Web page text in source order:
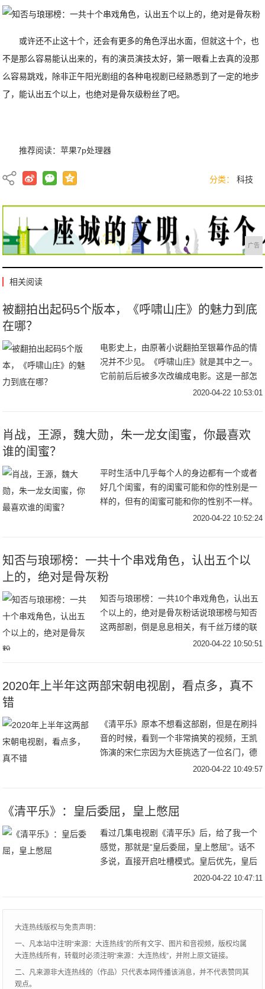
或许还不止这十个，还会有更多的角色浮出水面，但就这十个，也
不是那么容易能认出来的，有的演员演技太好，第一眼看上去真的没那
么容易跳戏，除非正午阳光剧组的各种电视剧已经熟悉到了一定的地步
了，能认出五个以上，也绝对是骨灰级粉丝了吧。
推荐阅读：苹果7p处理器
分类： 科技
广告
相关阅读
被翻拍出起码5个版本，《呼啸山庄》的魅力到底
在哪？
电影史上，由原著小说翻拍至银幕作品的情
况并不少见。《呼啸山庄》就是其中之一。
它前前后后被多次改编成电影。这是一部怎
样的作品？它又有什么不朽的魅力？从原著
2020-04-22 10:53:01
肖战，王源，魏大勋，朱一龙女闺蜜，你最喜欢
谁的闺蜜？
平时生活中几乎每个人的身边都有一个或者
好几个闺蜜，有的闺蜜可能和你的性别是一
样的，但有的闺蜜可能和你的性别不一样。
那就和大家分享一下娱乐圈中的那些异性闺
2020-04-22 10:52:24
知否与琅琊榜：一共十个串戏角色，认出五个以
上的，绝对是骨灰粉
知否与琅琊榜：一共10个串戏角色，认出五
个以上的，绝对是骨灰粉话说琅琊榜与知否
这两部剧，倒是息息相关，有千丝万缕的联
系，二者都是正午阳光剧组花重金打造的古
2020-04-22 10:50:51
2020年上半年这两部宋朝电视剧，看点多，真不
错
《清平乐》原本不想看这部剧，但是在刷抖
音的时候，看到一个非常搞笑的视频，王凯
饰演的宋仁宗因为大臣挑选了一位名门，德
高，诚信，传闻貌丑的被休的曹家女子，大
2020-04-22 10:49:57
《清平乐》：皇后委屈，皇上憋屈
看过几集电视剧《清平乐》后，给了我一个
感觉，那就是“皇后委屈，皇上憋屈”。话不
多说，直接开启吐槽模式。皇后优先，皇后
先来江疏影饰演的曹丹姝是此剧最大亮点。
2020-04-22 10:47:11
大连热线版权与免责声明：
一、凡本站中注明“来源：大连热线”的所有文字、图片和音视频，版权均属
大连热线所有，转载时必须注明“来源：大连热线”，并附上原文链接。
二、凡来源非大连热线的（作品）只代表本网传播该消息，并不代表赞同其
观点。